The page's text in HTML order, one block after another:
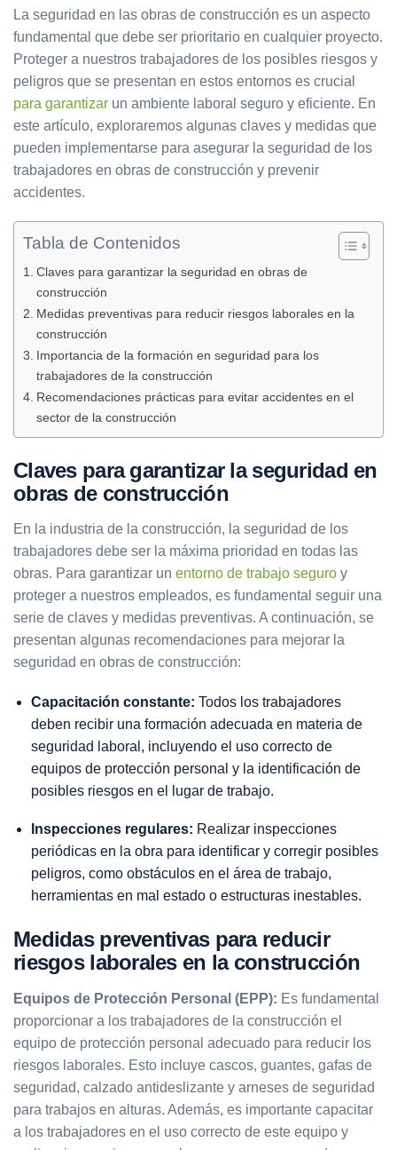
La seguridad en las obras de construcción es un aspecto
fundamental que debe ser prioritario en cualquier proyecto.
Proteger a nuestros trabajadores de los posibles riesgos y
peligros que se presentan en estos entornos es crucial
para garantizar un ambiente laboral seguro y eficiente. En
este artículo, exploraremos algunas claves y medidas que
pueden implementarse para asegurar la seguridad de los
trabajadores en obras de construcción y prevenir
accidentes.
Tabla de Contenidos
Claves para garantizar la seguridad en obras de
construcción
Medidas preventivas para reducir riesgos laborales en la
construcción
Importancia de la formación en seguridad para los
trabajadores de la construcción
Recomendaciones prácticas para evitar accidentes en el
sector de la construcción
Claves para garantizar la seguridad en
obras de construcción
En la industria de la construcción, la seguridad de los
trabajadores debe ser la máxima prioridad en todas las
obras. Para garantizar un entorno de trabajo seguro y
proteger a nuestros empleados, es fundamental seguir una
serie de claves y medidas preventivas. A continuación, se
presentan algunas recomendaciones para mejorar la
seguridad en obras de construcción:
Capacitación constante: Todos los trabajadores
deben recibir una formación adecuada en materia de
seguridad laboral, incluyendo el uso correcto de
equipos de protección personal y la identificación de
posibles riesgos en el lugar de trabajo.
Inspecciones regulares: Realizar inspecciones
periódicas en la obra para identificar y corregir posibles
peligros, como obstáculos en el área de trabajo,
herramientas en mal estado o estructuras inestables.
Medidas preventivas para reducir
riesgos laborales en la construcción
Equipos de Protección Personal (EPP): Es fundamental
proporcionar a los trabajadores de la construcción el
equipo de protección personal adecuado para reducir los
riesgos laborales. Esto incluye cascos, guantes, gafas de
seguridad, calzado antideslizante y arneses de seguridad
para trabajos en alturas. Además, es importante capacitar
a los trabajadores en el uso correcto de este equipo y